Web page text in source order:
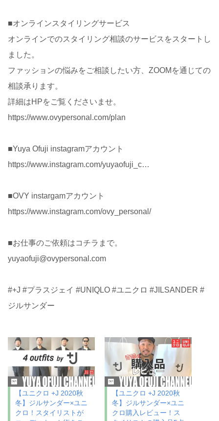
■オンラインスタイリングサービス
オンラインでのスタイリング相談のサービスをスタートし
ました。
ファッションの悩みをご相談したい方、ZOOMを通じての
相談承ります。
詳細はHPをご覧くださいませ。
https://www.ovypersonal.com/plan
■Yuya Ofuji instagramアカウント
https://www.instagram.com/yuyaofuji_c…
■OVY instargamアカウント
https://www.instagram.com/ovy_personal/
■お仕事のご依頼はコチラまで。
yuyaofuji@ovypersonal.com
#+J #プラスジェイ #UNIQLO #ユニクロ #JILSANDER #
ジルサンダー
【ユニクロ +J 2020秋
冬】ジルサンダー×ユニ
クロ！スタイリストが
【ユニクロ +J 2020秋
冬】ジルサンダー×ユニ
クロ購入レビュー！ス